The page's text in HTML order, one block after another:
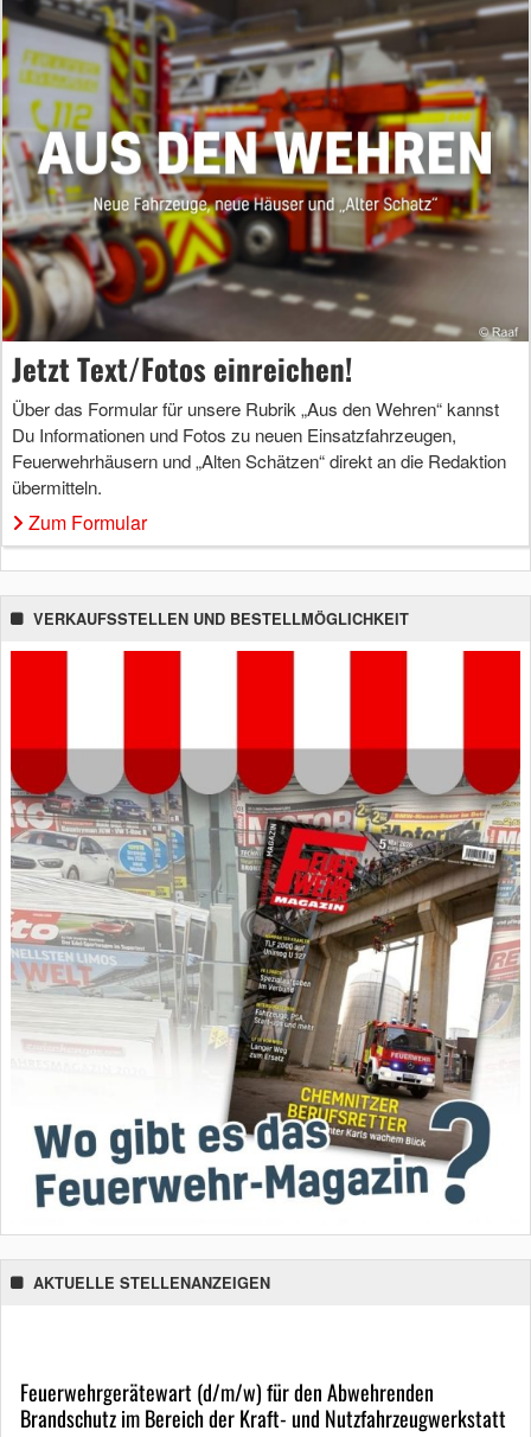
Jetzt Text/Fotos einreichen!
Über das Formular für unsere Rubrik „Aus den Wehren“ kannst
Du Informationen und Fotos zu neuen Einsatzfahrzeugen,
Feuerwehrhäusern und „Alten Schätzen“ direkt an die Redaktion
übermitteln.
Zum Formular
VERKAUFSSTELLEN UND BESTELLMÖGLICHKEIT
AKTUELLE STELLENANZEIGEN
Feuerwehrgerätewart (d/m/w) für den Abwehrenden
Brandschutz im Bereich der Kraft- und Nutzfahrzeugwerkstatt